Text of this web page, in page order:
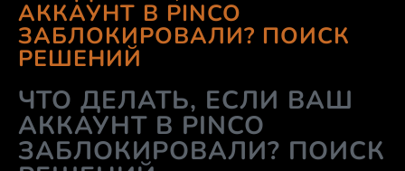
АККАУНТ В PINCO
ЗАБЛОКИРОВАЛИ? ПОИСК
РЕШЕНИЙ
ЧТО ДЕЛАТЬ, ЕСЛИ ВАШ
АККАУНТ В PINCO
ЗАБЛОКИРОВАЛИ? ПОИСК